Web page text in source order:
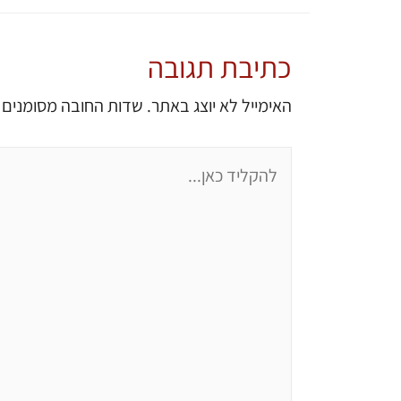
כתיבת תגובה
האימייל לא יוצג באתר. שדות החובה